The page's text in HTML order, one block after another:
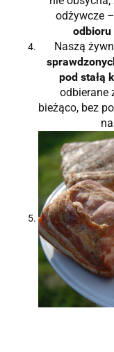
odżywcze –
odbioru
Naszą
pod stałą
odbierane
bieżąco, bez